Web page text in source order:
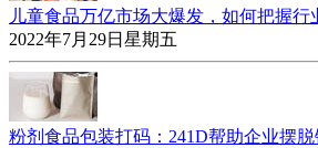
儿童食品万亿市场大爆发，如何把握行
2022年7月29日星期五
粉剂食品包装打码：241D帮助企业摆